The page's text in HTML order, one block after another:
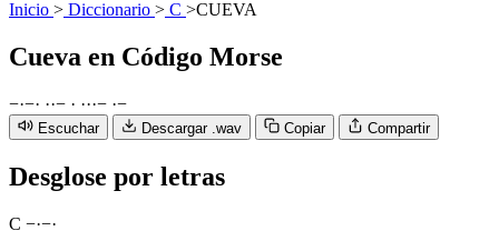
Inicio > Diccionario > C >CUEVA
Cueva en Código Morse
−·−· ··− · ···− ·−
Escuchar Descargar .wav Copiar Compartir
Desglose por letras
C −·−·